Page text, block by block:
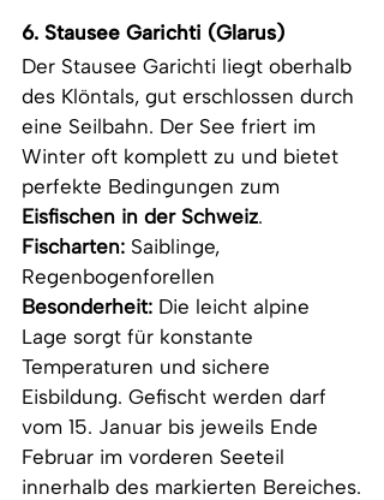
6. Stausee Garichti (Glarus)
Der Stausee Garichti liegt oberhalb
des Klöntals, gut erschlossen durch
eine Seilbahn. Der See friert im
Winter oft komplett zu und bietet
perfekte Bedingungen zum
Eisfischen in der Schweiz.
Fischarten: Saiblinge,
Regenbogenforellen
Besonderheit: Die leicht alpine
Lage sorgt für konstante
Temperaturen und sichere
Eisbildung. Gefischt werden darf
vom 15. Januar bis jeweils Ende
Februar im vorderen Seeteil
innerhalb des markierten Bereiches.